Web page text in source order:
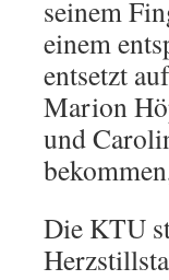
seinem
einem
entsetzt
Marion
und
Die KTU